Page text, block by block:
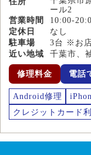
ール2
営業時間
10:00-
定休日
なし
駐車場
3台 ※お
近い地域
千葉市、
修理料金 電話
Android修理
クレジットカード